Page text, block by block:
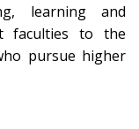
learning and
faculties to the
pursue higher